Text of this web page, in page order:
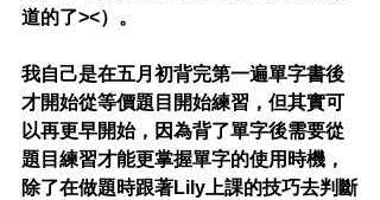
道的了><）。
我自己是在五月初背完第一遍單字書後
才開始從等價題目開始練習，但其實可
以再更早開始，因為背了單字後需要從
題目練習才能更掌握單字的使用時機，
除了在做題時跟著Lily上課的技巧去判斷